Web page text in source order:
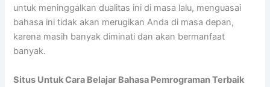
untuk meninggalkan dualitas ini di masa lalu, menguasai
bahasa ini tidak akan merugikan Anda di masa depan,
karena masih banyak diminati dan akan bermanfaat
banyak.
Situs Untuk Cara Belajar Bahasa Pemrograman Terbaik